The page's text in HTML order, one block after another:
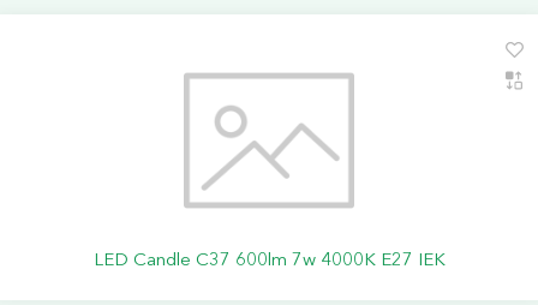
LED Candle C37 600lm 7w 4000K E27 IEK